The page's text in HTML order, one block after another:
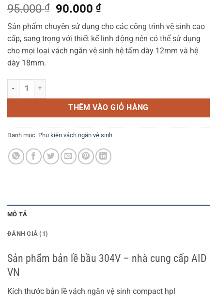
5trên 5
dựa trên
1
95.000₫
Giá
gốc
là:
95.000 ₫.
90.000₫Giá
hiện
tại
là:
90.000 ₫.
Sản phẩm chuyên sử dụng cho các công trình vệ sinh cao
cấp, sang trọng với thiết kế linh động nên có thể sử dụng
cho mọi loại vách ngăn vệ sinh hệ tấm dày 12mm và hệ
dày 18mm.
BẢN LỀ 304V - AID số lượng
THÊM VÀO GIỎ HÀNG
Danh mục: Phụ kiện vách ngăn vệ sinh
MÔ TẢ
ĐÁNH GIÁ (1)
Sản phẩm bản lề bầu 304V – nhà cung cấp AID
VN
Kích thước bản lề vách ngăn vệ sinh compact hpl